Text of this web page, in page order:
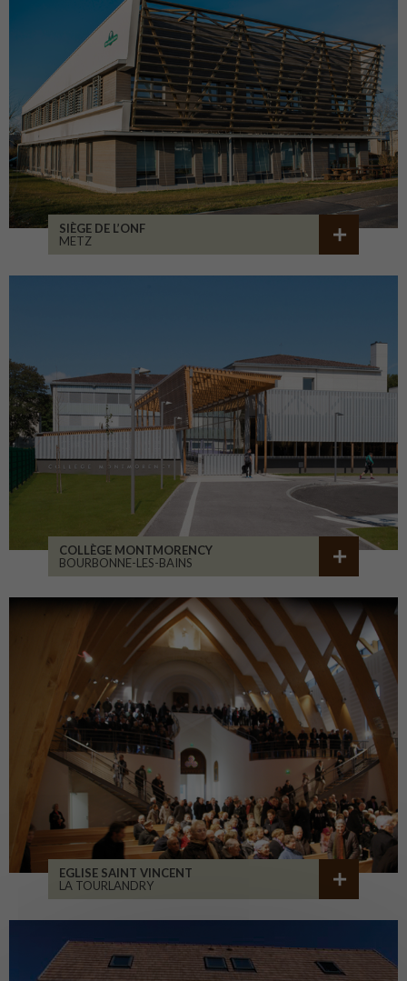
SIÈGE DE L’ONF
METZ
COLLÈGE MONTMORENCY
BOURBONNE-LES-BAINS
EGLISE SAINT VINCENT
LA TOURLANDRY